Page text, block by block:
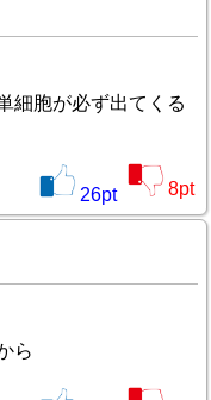
細胞が必ず出てくる
26pt 8pt
ら